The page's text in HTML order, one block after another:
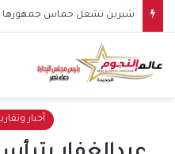
أخبار